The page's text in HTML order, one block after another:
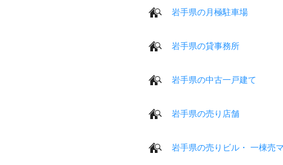
岩手県の月極駐車場
岩手県の貸事務所
岩手県の中古一戸建て
岩手県の売り店舗
岩手県の売りビル・ 一棟売